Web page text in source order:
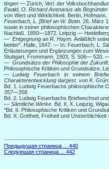
tingen — Zürich, Verl. der
Ewald, О. Richard Avenarius als
von Wert und Wirklichkeit. Berlin,
Feuerbach, L. [Brief an W. Botin. 26. März
sowie in seiner philosophischen
Nachlaß. 1850—1872. Leipzig —
— Entgegnung an R. Haym. Anläßlich
beider". Halle, 1847. — In: Feuerbach, L.
Erläuterungen und Ergänzungen zum
Stuttgart, Frommann, 1903, S. 506— 520.
— Grundsätze der Philosophie der Zukunft.
Philosophische Kritiken und Grundsätze.
— Ludwig Feuerbach in seinem
Charakterentwicklung dargest. von K. Grün.
Bd. 1. Ludwig Feuerbachs philosophische
357—358.
Bd. 2. Ludwig Feuerbachs Briefwechsel
— Sämtliche Werke.
Bd. II, X. Leipzig,
*Bd. II. Philosophische Kritiken und
Bd. X. Gottheit, Freiheit und
Предыдущая страница ... 440
Следующая страница ... 442